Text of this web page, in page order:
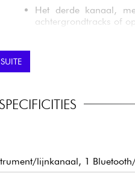
Het derde kanaal,
achtergrondtracks of
Een speciale XLR-
of andere
lijnkanaal, 1